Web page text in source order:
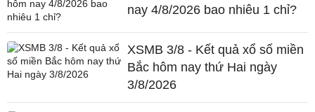
nay 4/8/2026 bao nhiêu 1 chỉ?
XSMB 3/8 - Kết quả xổ số miền
Bắc hôm nay thứ Hai ngày
3/8/2026